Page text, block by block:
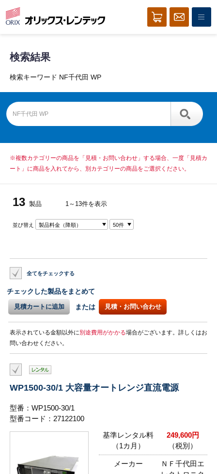
検索結果
検索キーワード NF千代田 WP
※複数カテゴリーの商品を「見積・お問い合わせ」する場合、一度「見積カ
ート」に商品を入れてから、別カテゴリーの商品をご選択ください。
13 製品 1～13件を表示
並び替え 製品料金（降順） 50件
全てをチェックする
チェックした製品をまとめて
見積カートに追加 または 見積・お問い合わせ
表示されている金額以外に別途費用がかかる場合がございます。詳しくはお
問い合わせください。
WP1500-30/1 大容量オートレンジ直流電源
型番：WP1500-30/1
型番コード：27122100
基準レンタル料
（1カ月）
249,600円
（税別）
メーカー
ＮＦ千代田エ